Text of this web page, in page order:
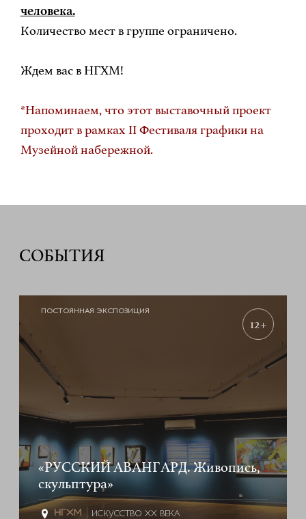
человека.
Количество мест в группе ограничено.
Ждем вас в НГХМ!
*Напоминаем, что этот выставочный проект
проходит в рамках II Фестиваля графики на
Музейной набережной.
СОБЫТИЯ
ПОСТОЯННАЯ ЭКСПОЗИЦИЯ
12+
«РУССКИЙ АВАНГАРД. Живопись,
скульптура»
ИСКУССТВО XX ВЕКА